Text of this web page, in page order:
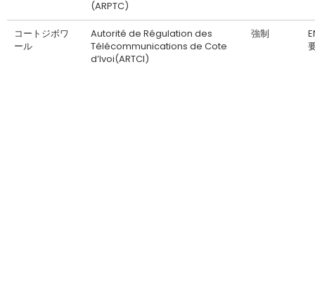
(ARPTC)
コートジボワ
ール
Autorité de Régulation des
Télécommunications de Cote
d’Ivoi(ARTCI)
強制